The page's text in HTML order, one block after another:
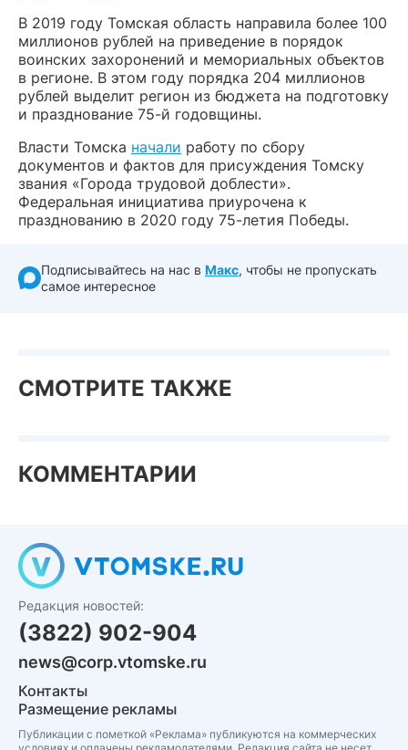
В 2019 году Томская область направила более 100
миллионов рублей на приведение в порядок
воинских захоронений и мемориальных объектов
в регионе. В этом году порядка 204 миллионов
рублей выделит регион из бюджета на подготовку
и празднование 75-й годовщины.
Власти Томска начали работу по сбору
документов и фактов для присуждения Томску
звания «Города трудовой доблести».
Федеральная инициатива приурочена к
празднованию в 2020 году 75-летия Победы.
Подписывайтесь на нас в Макс, чтобы не пропускать
самое интересное
СМОТРИТЕ ТАКЖЕ
КОММЕНТАРИИ
Редакция новостей:
(3822) 902-904
news@corp.vtomske.ru
Контакты
Размещение рекламы
Публикации с пометкой «Реклама» публикуются на коммерческих